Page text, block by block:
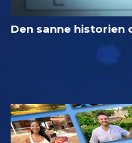
Den sanne historien